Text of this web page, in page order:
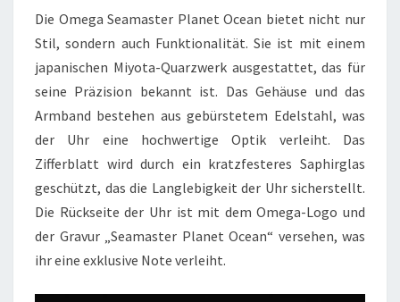
Die Omega Seamaster Planet Ocean bietet nicht nur
Stil, sondern auch Funktionalität. Sie ist mit einem
japanischen Miyota-Quarzwerk ausgestattet, das für
seine Präzision bekannt ist. Das Gehäuse und das
Armband bestehen aus gebürstetem Edelstahl, was
der Uhr eine hochwertige Optik verleiht. Das
Zifferblatt wird durch ein kratzfesteres Saphirglas
geschützt, das die Langlebigkeit der Uhr sicherstellt.
Die Rückseite der Uhr ist mit dem Omega-Logo und
der Gravur „Seamaster Planet Ocean“ versehen, was
ihr eine exklusive Note verleiht.